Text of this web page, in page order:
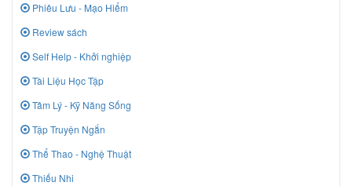
Phiêu Lưu - Mạo Hiểm
Review sách
Self Help - Khởi nghiệp
Tài Liệu Học Tập
Tâm Lý - Kỹ Năng Sống
Tập Truyện Ngắn
Thể Thao - Nghệ Thuật
Thiếu Nhi